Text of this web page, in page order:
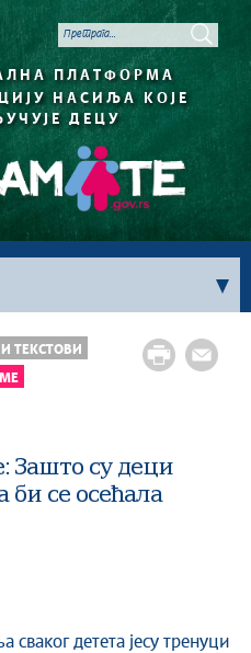
ПЛАТФОРМА
НАСИЉА КОЈЕ
ДЕЦУ
заштити деце од насиља
ТЕКСТОВИ
Зашто су деци
би се осећала
сваког детета јесу тренуци